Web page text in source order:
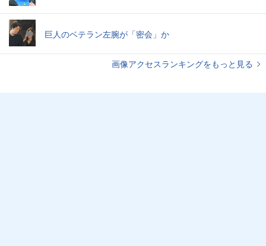
巨人のベテラン左腕が「密会」か
画像アクセスランキングをもっと見る